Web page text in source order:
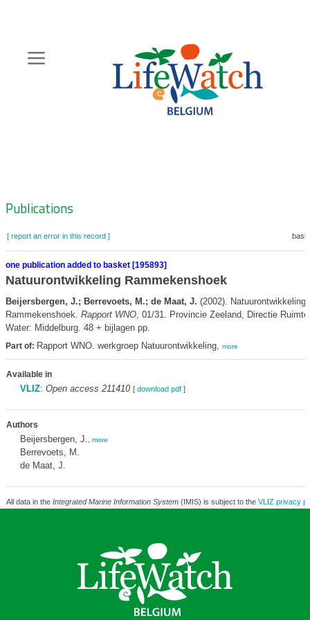
content
Zoeknavigatie
Publications
[ report an error in this record ]
one publication added to basket [195893]
Natuurontwikkeling Rammekenshoek
Beijersbergen, J.; Berrevoets, M.; de Maat, J. (2002). Natuurontwikkeling
Rammekenshoek. Rapport WNO, 01/31. Provincie Zeeland, Directie
Water: Middelburg. 48 + bijlagen pp.
Part of: Rapport WNO. werkgroep Natuurontwikkeling, more
Available in
VLIZ: Open access 211410 [ download pdf]
Authors
Beijersbergen, J. more
Berrevoets, M.
de Maat, J.
All data in the Integrated Marine Information System(IMIS) is subject to the VLIZ privacy